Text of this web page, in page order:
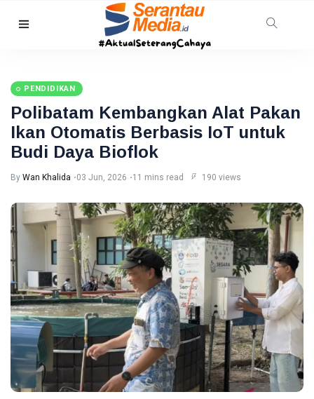
Suami
Diduga
Bacok
Perempuan
hingga
Tewas di
Pekanbaru
07
Aug,
2026
views
INDRAGIRI
HILIR
Kemunculan
Muara Bikin
Geger,
Warga Desa
Undan
Berhasil
Menangkap
07 Aug,
2026
13
views
RIAU
Sekda
Riau
Apresiasi
Dukungan
Plt
Gubernur
Usai Riau
Masuk
Lima
Besar
07
Aug,
2026
17
views
TANJUNGPINANG
DLH
Tanjungpinang
PENDIDIKAN
Polibatam Kembangkan Alat Pakan
Ikan Otomatis Berbasis IoT untuk
Budi Daya Bioflok
By Wan Khalida 03 Jun, 2026 11 mins read 190 views